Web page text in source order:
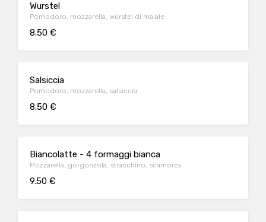
Wurstel
Pomodoro, mozzarella, würstel di maiale
8.50 €
Salsiccia
Pomodoro, mozzarella, salsiccia
8.50 €
Biancolatte - 4 formaggi bianca
Mozzarella, gorgonzola, stracchino, scamorza
9.50 €